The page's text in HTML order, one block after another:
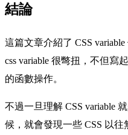
結論
這篇文章介紹了 CSS
css variable 很彆扭，不但寫
的函數操作。
不過一旦理解 CSS variable
候，就會發現一些 CSS 以